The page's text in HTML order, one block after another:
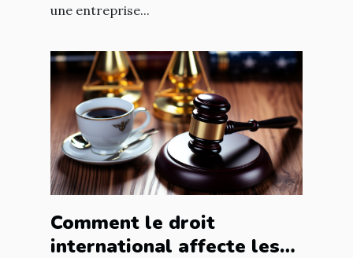
une entreprise...
Comment le droit
international affecte les